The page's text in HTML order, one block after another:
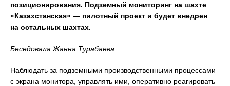
позиционирования. Подземный мониторинг на шахте
«Казахстанская» — пилотный проект и будет внедрен
на остальных шахтах.
Беседовала Жанна Турабаева
Наблюдать за подземными производственными процессами
с экрана монитора, управлять ими, оперативно реагировать